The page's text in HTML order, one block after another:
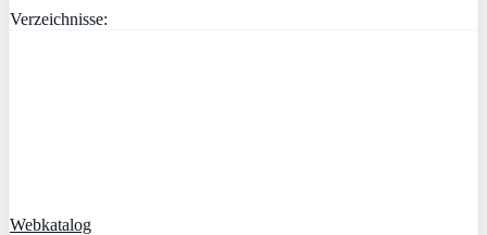
Verzeichnisse:
Webkatalog